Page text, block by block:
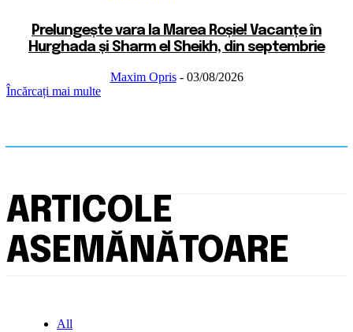
Prelungește vara la Marea Roșie! Vacanțe în
Hurghada și Sharm el Sheikh, din septembrie
Maxim Opris - 03/08/2026
Încărcați mai multe
ARTICOLE
ASEMĂNĂTOARE
All